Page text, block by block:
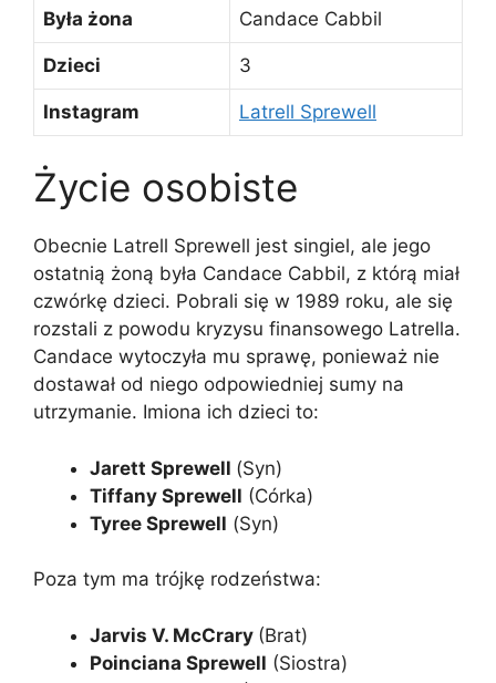
Była żona Candace Cabbil
Dzieci 3
Instagram Latrell Sprewell
Życie osobiste
Obecnie Latrell Sprewell jest singiel, ale jego
ostatnią żoną była Candace Cabbil, z którą miał
czwórkę dzieci. Pobrali się w 1989 roku, ale się
rozstali z powodu kryzysu finansowego Latrella.
Candace wytoczyła mu sprawę, ponieważ nie
dostawał od niego odpowiedniej sumy na
utrzymanie. Imiona ich dzieci to:
Jarett Sprewell (Syn)
Tiffany Sprewell (Córka)
Tyree Sprewell (Syn)
Poza tym ma trójkę rodzeństwa:
Jarvis V. McCrary (Brat)
Poinciana Sprewell (Siostra)